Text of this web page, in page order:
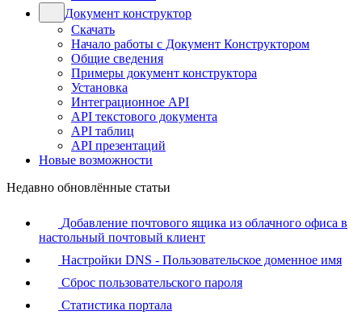
Документ конструктор
Скачать
Начало работы с Документ Конструктором
Общие сведения
Примеры документ конструктора
Установка
Интеграционное API
API текстового документа
API таблиц
API презентаций
Новые возможности
Недавно обновлённые статьи
Добавление почтового ящика из облачного офиса в
настольный почтовый клиент
Настройки DNS - Пользовательское доменное имя
Сброс пользовательского пароля
Статистика портала